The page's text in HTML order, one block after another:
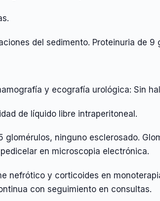
del sedimento. Proteinuria de 9
y ecografía urológica: Sin
de líquido libre intraperitoneal.
glomérulos, ninguno esclerosado.
en microscopia electrónica.
nefrótico y corticoides en
con seguimiento en consultas.